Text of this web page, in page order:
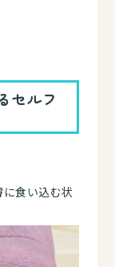
セルフ
に食い込む状